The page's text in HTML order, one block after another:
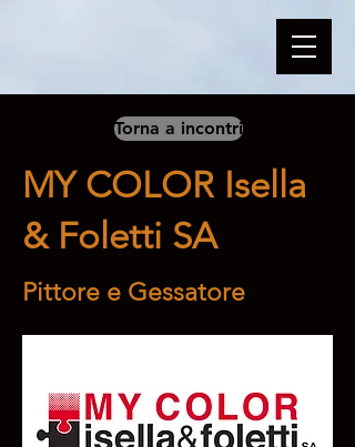
Torna a incontri
MY COLOR Isella
& Foletti SA
Pittore e Gessatore